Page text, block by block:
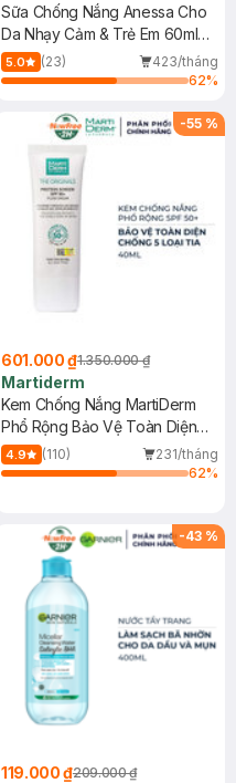
Sữa Chống Nắng Anessa Cho
Da Nhạy Cảm & Trẻ Em 60ml
(Mới)
5.0 (23)
423/tháng
62%
-55 %
601.000 ₫1.350.000 ₫
Martiderm
Kem Chống Nắng MartiDerm
Phổ Rộng Bảo Vệ Toàn Diện
40ml
4.9 (110)
231/tháng
62%
-43 %
119.000 ₫209.000 ₫